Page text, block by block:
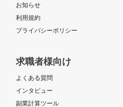
お知らせ
利用規約
プライバシーポリシー
求職者様向け
よくある質問
インタビュー
副業計算ツール